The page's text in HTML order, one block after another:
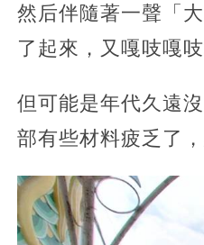
然后伴隨著一聲「
了起來，又嘎吱嘎
但可能是年代久遠
部有些材料疲乏了